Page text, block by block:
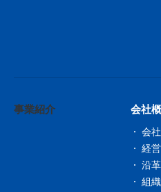
事業紹介 会社
会
経
沿革
組